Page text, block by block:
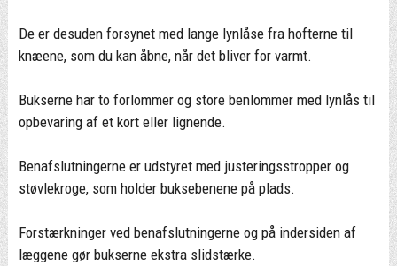
De er desuden forsynet med lange lynlåse fra hofterne til
knæene, som du kan åbne, når det bliver for varmt.
Bukserne har to forlommer og store benlommer med lynlås til
opbevaring af et kort eller lignende.
Benafslutningerne er udstyret med justeringsstropper og
støvlekroge, som holder buksebenene på plads.
Forstærkninger ved benafslutningerne og på indersiden af
læggene gør bukserne ekstra slidstærke.